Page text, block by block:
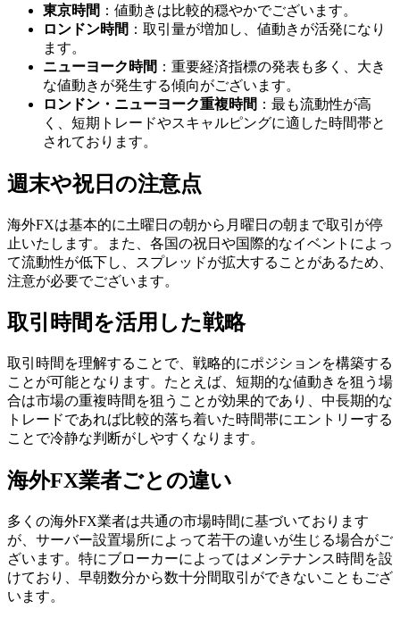
東京時間 ：値動きは比較的穏やかでございます。
ロンドン時間 ：取引量が増加し、値動きが活発になり
ます。
ニューヨーク時間 ：重要経済指標の発表も多く、大き
な値動きが発生する傾向がございます。
ロンドン・ニューヨーク重複時間 ：最も流動性が高
く、短期トレードやスキャルピングに適した時間帯と
されております。
週末や祝日の注意点
海外FXは基本的に土曜日の朝から月曜日の朝まで取引が停
止いたします。また、各国の祝日や国際的なイベントによっ
て流動性が低下し、スプレッドが拡大することがあるため、
注意が必要でございます。
取引時間を活用した戦略
取引時間を理解することで、戦略的にポジションを構築する
ことが可能となります。たとえば、短期的な値動きを狙う場
合は市場の重複時間を狙うことが効果的であり、中長期的な
トレードであれば比較的落ち着いた時間帯にエントリーする
ことで冷静な判断がしやすくなります。
海外FX業者ごとの違い
多くの海外FX業者は共通の市場時間に基づいております
が、サーバー設置場所によって若干の違いが生じる場合がご
ざいます。特にブローカーによってはメンテナンス時間を設
けており、早朝数分から数十分間取引ができないこともござ
います。